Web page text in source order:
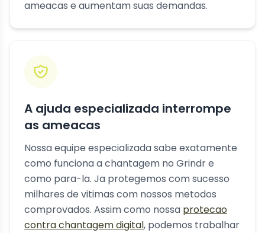
ameacas e aumentam suas demandas.
A ajuda especializada interrompe
as ameacas
Nossa equipe especializada sabe exatamente
como funciona a chantagem no Grindr e
como para-la. Ja protegemos com sucesso
milhares de vitimas com nossos metodos
comprovados. Assim como nossa protecao
contra chantagem digital, podemos trabalhar